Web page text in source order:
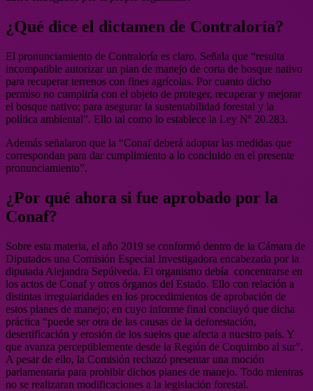
¿Qué dice el dictamen de Contraloría?
El pronunciamiento de Contraloría es claro. Señala que “resulta
incompatible autorizar un plan de manejo de corta de bosque nativo
para recuperar terrenos con fines agrícolas. Por cuanto dicho
permiso no cumpliría con el objeto de proteger, recuperar y mejorar
el bosque nativo; para asegurar la sustentabilidad forestal y la
política ambiental”. Ello tal como lo establece la Ley Nº 20.283.
Además señalaron que la “Conaf deberá adoptar las medidas que
correspondan para dar cumplimiento a lo concluido en el presente
pronunciamiento”.
¿Por qué ahora si fue aprobado por la
Conaf?
Sobre esta materia, el año 2019 se conformó dentro de la Cámara de
Diputados una Comisión Especial Investigadora encabezada por la
diputada Alejandra Sepúlveda. El organismo debía concentrarse en
los actos de Conaf y otros órganos del Estado. Ello con relación a
distintas irregularidades en los procedimientos de aprobación de
estos planes de manejo; en cuyo informe final concluyó que dicha
práctica “puede ser otra de las causas de la deforestación,
desertificación y erosión de los suelos que afecta a nuestro país. Y
que avanza perceptiblemente desde la Región de Coquimbo al sur”.
A pesar de ello, la Comisión rechazó presentar una moción
parlamentaria para prohibir dichos planes de manejo. Todo mientras
no se realizaran modificaciones a la legislación forestal.